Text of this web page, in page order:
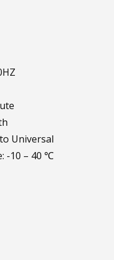
Universal
-10 – 40 ℃